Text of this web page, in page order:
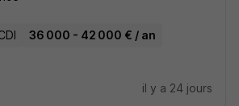
36 000 - 42 000 € / an
il y a 24 jours